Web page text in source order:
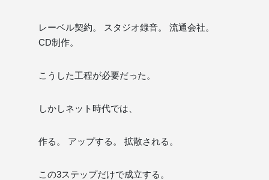
レーベル契約。 スタジオ録音。 流通会社。
CD制作。
こうした工程が必要だった。
しかしネット時代では、
作る。 アップする。 拡散される。
この3ステップだけで成立する。